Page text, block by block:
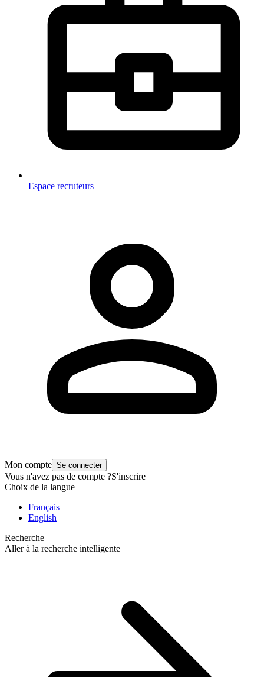
Espace recruteurs
Mon compte Se connecter
Vous n'avez pas de compte ?S'inscrire
Choix de la langue
Français
English
Recherche
Aller à la recherche intelligente